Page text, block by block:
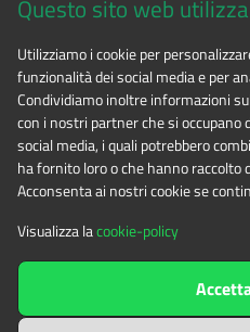
Tel.
E-mail
The contents of this website
protette delle Alpi
Attribution-NonCommercial-
Questo sito web
Utilizziamo i cookie per
funzionalità dei social media e per
Condividiamo inoltre informazioni
con i nostri partner che si occupano
social media, i quali potrebbero
ha fornito loro o che hanno raccolto
Acconsenta ai nostri cookie se
Visualizza lacookie-policy